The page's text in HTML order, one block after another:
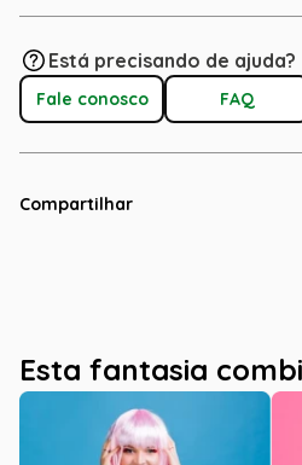
Está precisando de ajuda?
Fale conosco FAQ
Compartilhar
Esta fantasia